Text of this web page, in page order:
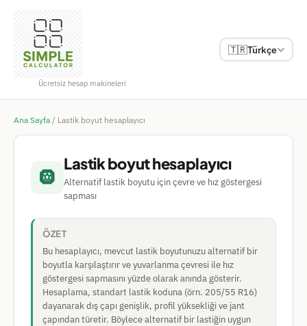
Ücretsiz hesap makineleri
🇹🇷Türkçe
Ana Sayfa / Lastik boyut hesaplayıcı
🛞
Lastik boyut hesaplayıcı
Alternatif lastik boyutu için çevre ve hız göstergesi
sapması
ÖZET
Bu hesaplayıcı, mevcut lastik boyutunuzu alternatif bir
boyutla karşılaştırır ve yuvarlanma çevresi ile hız
göstergesi sapmasını yüzde olarak anında gösterir.
Hesaplama, standart lastik koduna (örn. 205/55 R16)
dayanarak dış çapı genişlik, profil yüksekliği ve jant
çapından türetir. Böylece alternatif bir lastiğin uygun